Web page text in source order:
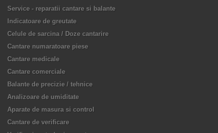
Service - reparatii cantare si balante
Indicatoare de greutate
Celule de sarcina / Doze cantarire
Cantare numaratoare piese
Cantare medicale
Cantare comerciale
Balante de precizie / tehnice
Analizoare de umiditate
Aparate de masura si control
Cantare de verificare